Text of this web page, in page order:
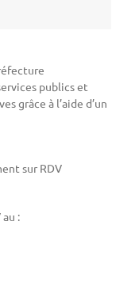
publics et
grâce à l’aide d’un
sur RDV
: